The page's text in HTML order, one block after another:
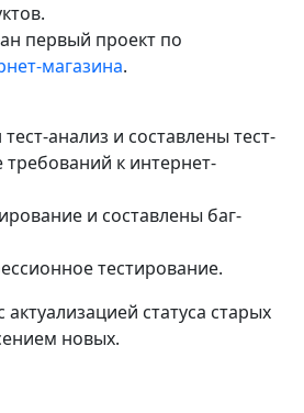
первый проект по
магазина.
анализ и составлены тест-
требований к интернет-
и составлены баг-
тестирование.
статуса старых
новых.